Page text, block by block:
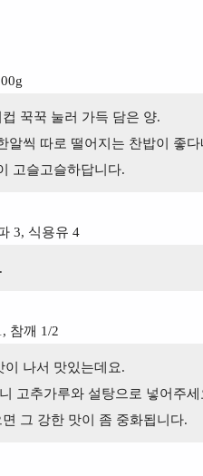
꾹꾹 눌러 가득 담은 양.
알씩 따로 떨어지는 찬밥이 좋다
고슬고슬하답니다.
3, 식용유 4
참깨 1/2
나서 맛있는데요.
고추가루와 설탕으로 넣어주세
그 강한 맛이 좀 중화됩니다.